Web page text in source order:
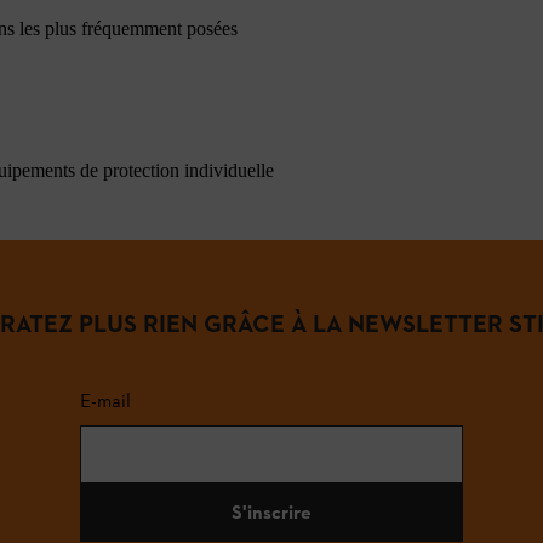
les plus fréquemment posées
de protection individuelle
PLUS RIEN GRÂCE À LA NEWSLETTER
E-mail
S'inscrire